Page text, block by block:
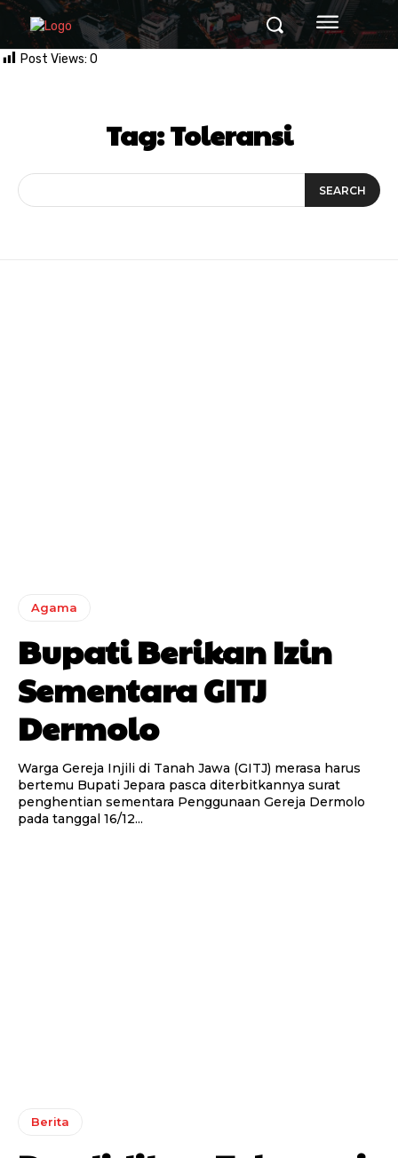
Post Views: 0
Tag:Toleransi
SEARCH
Agama
Bupati Berikan Izin
Sementara GITJ
Dermolo
Warga Gereja Injili di Tanah Jawa (GITJ) merasa harus
bertemu Bupati Jepara pasca diterbitkannya surat
penghentian sementara Penggunaan Gereja Dermolo
pada tanggal 16/12...
Berita